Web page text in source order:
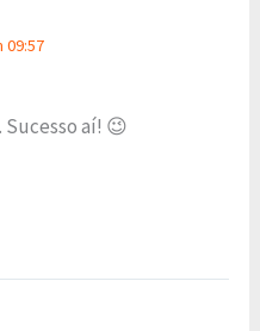
09:57
aí! 😉